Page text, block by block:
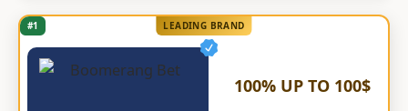
#1 LEADING BRAND
100% UP TO 100$